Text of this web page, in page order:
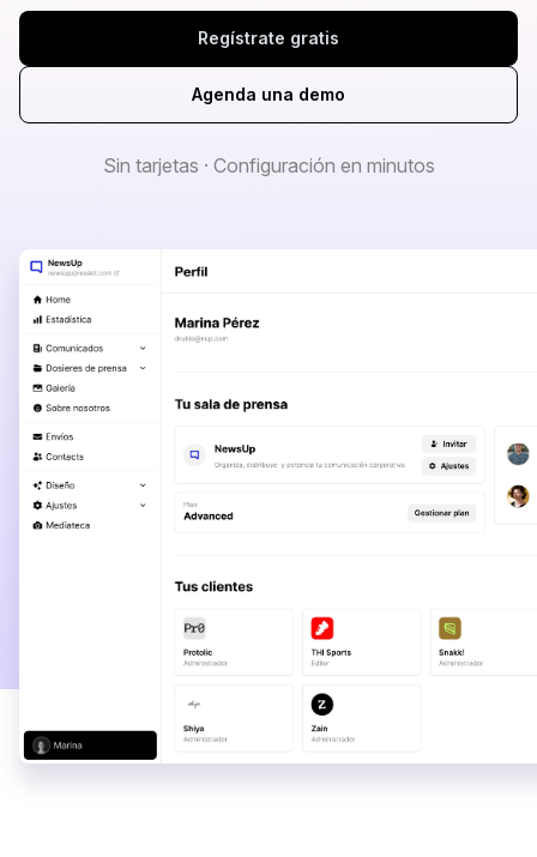
Regístrate gratis
Agenda una demo
Sin tarjetas · Configuración en minutos